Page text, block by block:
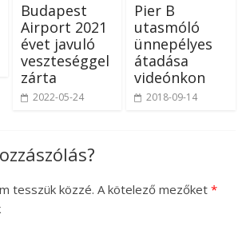
Budapest
Airport 2021
évet javuló
veszteséggel
zárta
2022-05-24
Pier B
utasmóló
ünnepélyes
átadása
videónkon
2018-09-14
tesszük közzé. A kötelező mezőket*